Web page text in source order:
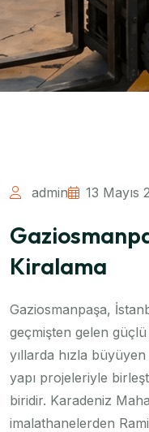
admin 13 Mayıs
Kiralama
Gaziosmanpaşa,
geçmişten gelen
yıllarda hızla
yapı projeleriyle
biridir. Karadeniz
imalathanelerden